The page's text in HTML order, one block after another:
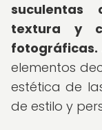
suculentas
textura y
fotográficas.
elementos
estética de
de estilo y